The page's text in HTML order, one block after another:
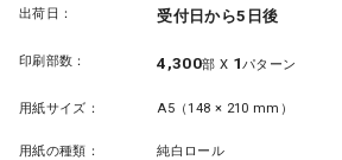
出荷日： 受付日から5日後
印刷部数： 4,300部 X 1パターン
用紙サイズ： A5（148 × 210 mm）
用紙の種類： 純白ロール